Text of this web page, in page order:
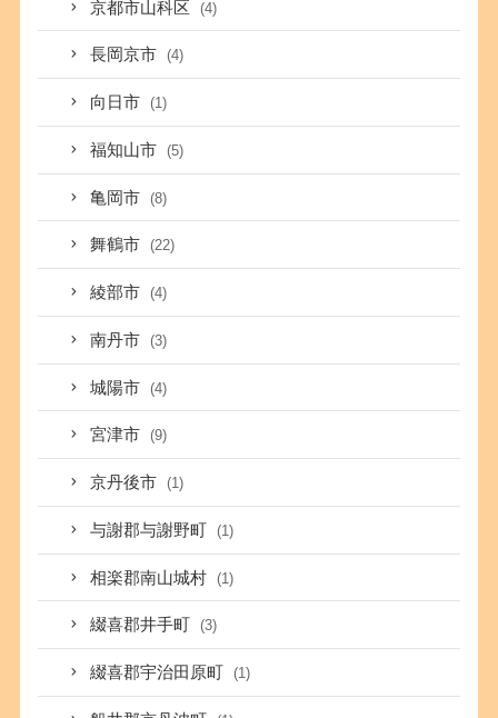
京都市山科区 (4)
長岡京市 (4)
向日市 (1)
福知山市 (5)
亀岡市 (8)
舞鶴市 (22)
綾部市 (4)
南丹市 (3)
城陽市 (4)
宮津市 (9)
京丹後市 (1)
与謝郡与謝野町 (1)
相楽郡南山城村 (1)
綴喜郡井手町 (3)
綴喜郡宇治田原町 (1)